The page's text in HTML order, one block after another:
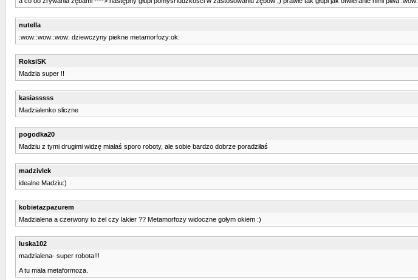
nutella
:wow::wow::wow: dziewczyny piekne metamorfozy:ok:
RoksiSK
Madzia super !!
kasiasssss
Madzialenko sliczne
pogodka20
Madziu z tymi drugimi widzę miałaś sporo roboty, ale sobie bardzo dobrze poradziłaś
madzivlek
idealne Madziu:)
kobietazpazurem
Madzialena a czerwony to żel czy lakier ?? Metamorfozy widoczne gołym okiem :)
luska102
madzialena- super robota!!!
A tu mala metaformoza.